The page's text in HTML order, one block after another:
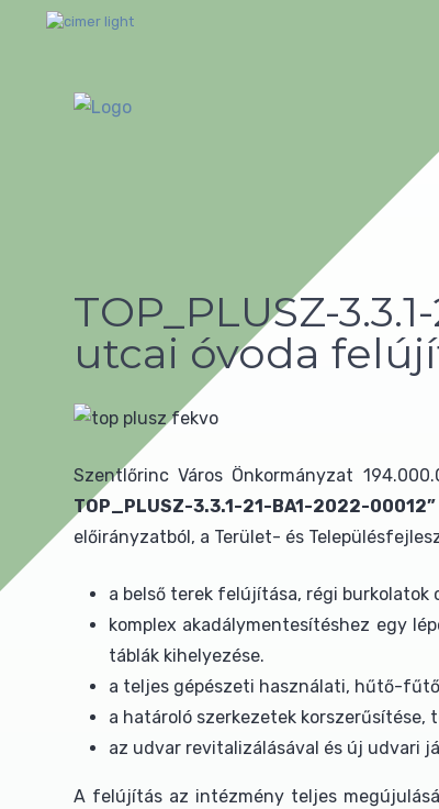
TOP_PLUSZ-
utcai óvoda
Szentlőrinc Város Önkormányzat
TOP_PLUSZ-3.3.1-21-BA1-2022-00012”
előirányzatból, a Terület- és
a belső terek felújítása, régi burkolatok
komplex akadálymentesítéshez egy
táblák kihelyezése.
a teljes gépészeti használati, hűtő-
a határoló szerkezetek korszerűsítése,
az udvar revitalizálásával és új udvari
A felújítás az intézmény teljes